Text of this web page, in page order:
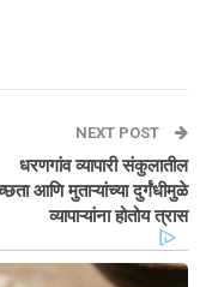
NEXT POST
धरणगांव व्यापारी संकुलातील
आणि मुताऱ्यांच्या दुर्गंधीमुळे
व्यापाऱ्यांना होतोय त्रास